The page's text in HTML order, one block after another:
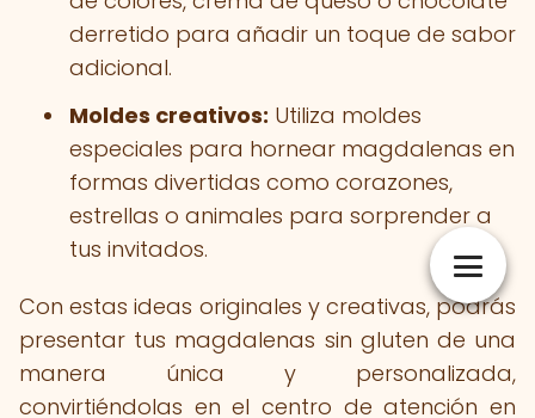
derretido para añadir un toque de sabor
adicional.
Moldes creativos: Utiliza moldes
especiales para hornear magdalenas en
formas divertidas como corazones,
estrellas o animales para sorprender a
tus invitados.
Con estas ideas originales y creativas, podrás
presentar tus magdalenas sin gluten de una
manera única y personalizada,
convirtiéndolas en el centro de atención en